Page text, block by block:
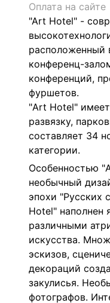
Оплата на сайте
"Art Hotel" -
расположенный
конференц-
конференций,
фуршетов.
"Art Hotel"
развязку,
составляет 34
категории.
Особенностью
необычный
эпохи "Русских
Hotel" наполнен
различными
искусства.
эскизов,
декораций
закулисья.
фотографов.